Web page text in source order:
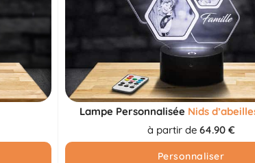
Lampe Personnalisée Nids
à partir de 64.90 €
Personnaliser